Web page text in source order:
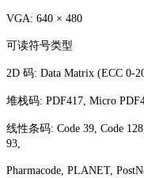
VGA: 640 × 480
可读符号类型
2D 码: Data Matrix (ECC 0-
堆栈码: PDF417, Micro
线性条码: Code 39, Code
93,
Pharmacode, PLANET,